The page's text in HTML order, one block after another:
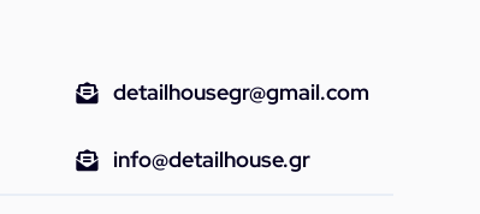
detailhousegr@gmail.com
info@detailhouse.gr